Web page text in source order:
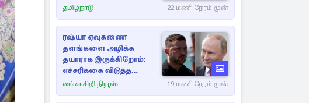
தமிழ்நாடு 22 மணி நேரம் முன்
ரஷ்யா ஏவுகணை
தளங்களை அழிக்க
தயாராக இருக்கிறோம்:
எச்சரிக்கை விடுத்த
ஜெலென்ஸ்கி
லங்காசிறி நியூஸ் 19 மணி நேரம் முன்